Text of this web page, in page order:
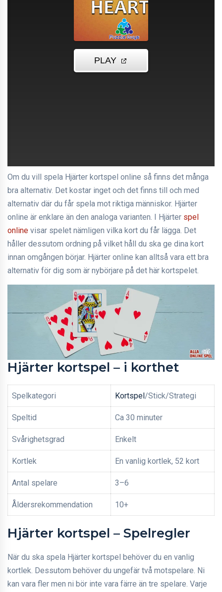
Om du vill spela Hjärter kortspel online så finns det många
bra alternativ. Det kostar inget och det finns till och med
alternativ där du får spela mot riktiga människor. Hjärter
online är enklare än den analoga varianten. I Hjärter spel
online visar spelet nämligen vilka kort du får lägga. Det
håller dessutom ordning på vilket håll du ska ge dina kort
innan omgången börjar. Hjärter online kan alltså vara ett bra
alternativ för dig som är nybörjare på det här kortspelet.
Hjärter kortspel – i korthet
Spelkategori Kortspel/Stick/Strategi
Speltid Ca 30 minuter
Svårighetsgrad Enkelt
Kortlek En vanlig kortlek, 52 kort
Antal spelare 3–6
Åldersrekommendation 10+
Hjärter kortspel – Spelregler
När du ska spela Hjärter kortspel behöver du en vanlig
kortlek. Dessutom behöver du ungefär två motspelare. Ni
kan vara fler men ni bör inte vara färre än tre spelare. Varje